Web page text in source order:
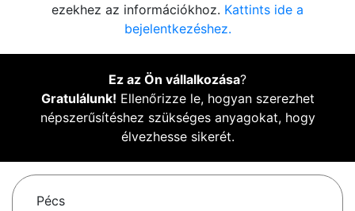
ezekhez az információkhoz. Kattints ide a
bejelentkezéshez.
Ez az Ön vállalkozása?
Gratulálunk! Ellenőrizze le, hogyan szerezhet
népszerűsítéshez szükséges anyagokat, hogy
élvezhesse sikerét.
Pécs